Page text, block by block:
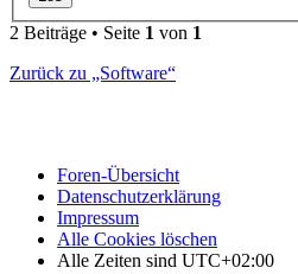
2 Beiträge • Seite 1 von 1
Zurück zu „Software“
Foren-Übersicht
Datenschutzerklärung
Impressum
Alle Cookies löschen
Alle Zeiten sind UTC+02:00